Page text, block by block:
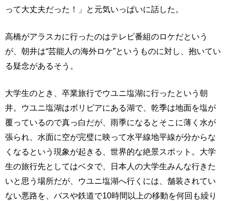
って大丈夫だった！」と元気いっぱいに話した。
高橋がアラスカに行ったのはテレビ番組のロケだという
が、朝井は“芸能人の海外ロケ”というものに対し、抱いてい
る疑念があるそう。
大学生のとき、卒業旅行でウユニ塩湖に行ったという朝
井。ウユニ塩湖はボリビアにある湖で、乾季は地面を塩が
覆っているので真っ白だが、雨季になるとそこに薄く水が
張られ、水面に空が完璧に映って水平線地平線が分からな
くなるという現象が起きる、世界的な絶景スポット。大学
生の旅行先としてはベタで、日本人の大学生みんな行きた
いと思う場所だが、ウユニ塩湖へ行くには、舗装されてい
ない悪路を、バスや鉄道で10時間以上の移動を何回も繰り